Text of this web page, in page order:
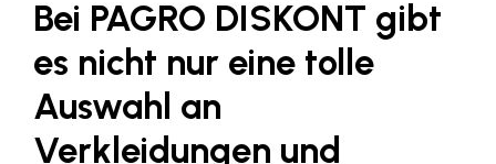
Bauvereinigungen
Getzner Werkstoffe
Heimat Österreich
Bei PAGRO DISKONT gibt
es nicht nur eine tolle
Auswahl an
Verkleidungen und